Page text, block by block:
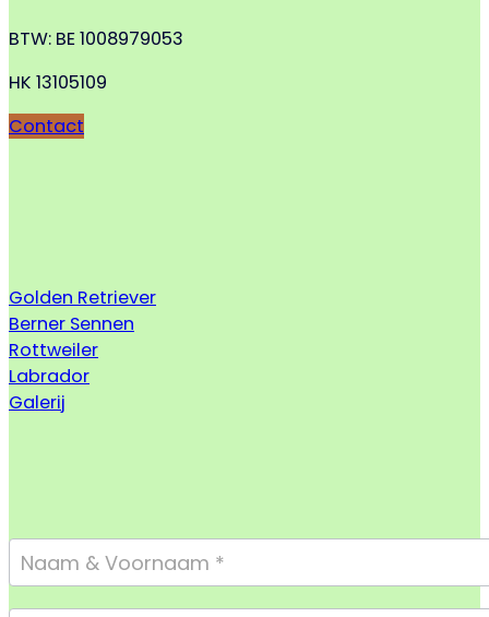
BTW: BE 1008979053
HK 13105109
Contact
Golden Retriever
Berner Sennen
Rottweiler
Labrador
Galerij
Footer
Form
Compact